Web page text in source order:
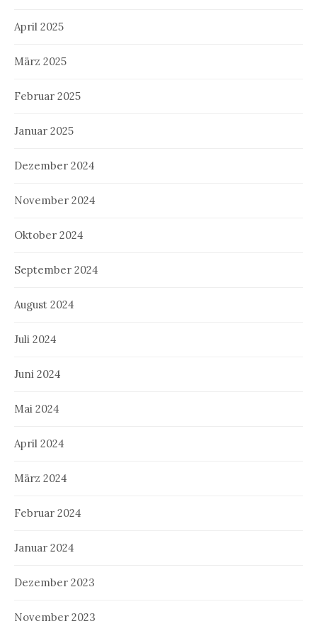
April 2025
März 2025
Februar 2025
Januar 2025
Dezember 2024
November 2024
Oktober 2024
September 2024
August 2024
Juli 2024
Juni 2024
Mai 2024
April 2024
März 2024
Februar 2024
Januar 2024
Dezember 2023
November 2023